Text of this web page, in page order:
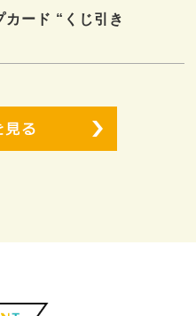
カード “くじ引き